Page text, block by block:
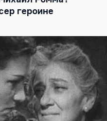
героине